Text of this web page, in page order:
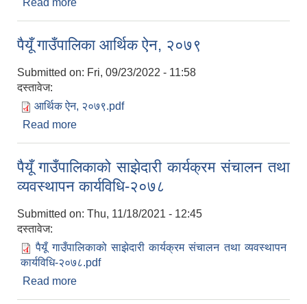
पैयूँ गाउँपालिका आर्थिक ऐन, २०७९
Submitted on: Fri, 09/23/2022 - 11:58
दस्तावेज:
आर्थिक ऐन, २०७९.pdf
Read more
पैयूँ गाउँपालिकाको साझेदारी कार्यक्रम संचालन तथा
व्यवस्थापन कार्यविधि-२०७८
Submitted on: Thu, 11/18/2021 - 12:45
दस्तावेज:
पैयूँ गाउँपालिकाको साझेदारी कार्यक्रम संचालन तथा व्यवस्थापन
कार्यविधि-२०७८.pdf
Read more